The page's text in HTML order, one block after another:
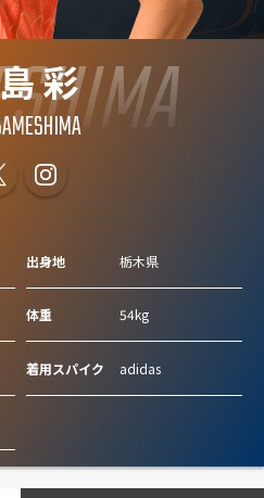
彩
出身地 栃木県
体重 54kg
着用スパイク adidas